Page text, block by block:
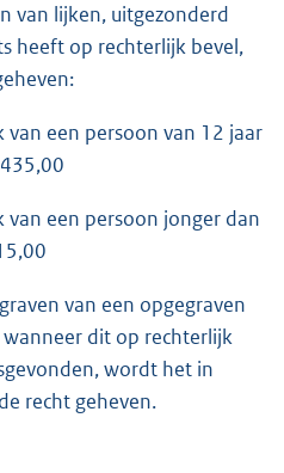
van lijken, uitgezonderd
heeft op rechterlijk bevel,
van een persoon van 12 jaar
van een persoon jonger dan
van een opgegraven
dit op rechterlijk
wordt het in
recht geheven.